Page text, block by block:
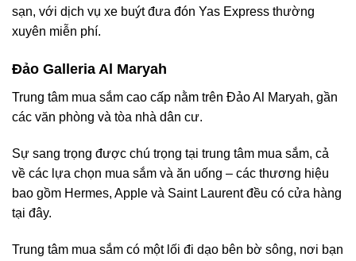
sạn, với dịch vụ xe buýt đưa đón Yas Express thường
xuyên miễn phí.
Đảo Galleria Al Maryah
Trung tâm mua sắm cao cấp nằm trên Đảo Al Maryah, gần
các văn phòng và tòa nhà dân cư.
Sự sang trọng được chú trọng tại trung tâm mua sắm, cả
về các lựa chọn mua sắm và ăn uống – các thương hiệu
bao gồm Hermes, Apple và Saint Laurent đều có cửa hàng
tại đây.
Trung tâm mua sắm có một lối đi dạo bên bờ sông, nơi bạn